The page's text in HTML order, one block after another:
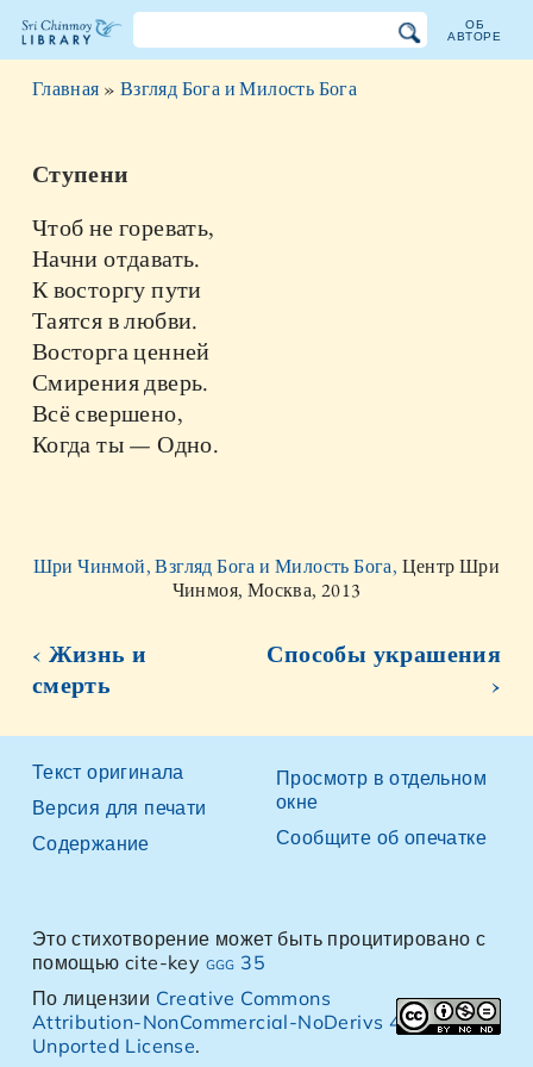
Библиотека
Чинмоя
ОБ
АВТОРЕ
Главная » Взгляд Бога и Милость Бога
Ступени
Чтоб не горевать,
Начни отдавать.
К восторгу пути
Таятся в любви.
Восторга ценней
Смирения дверь.
Всё свершено,
Когда ты — Одно.
Шри Чинмой, Взгляд Бога и Милость Бога, Центр Шри
Чинмоя, Москва, 2013
‹ Жизнь и
смерть
Способы украшения
›
Текст оригинала
Версия для печати
Содержание
Просмотр в отдельном
окне
Сообщите об опечатке
Это стихотворение может быть процитировано с
помощью cite-key ggg 35
По лицензии Creative Commons
Attribution-NonCommercial-NoDerivs 4.0
Unported License.